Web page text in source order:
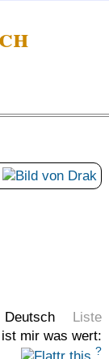
Deutsch Liste
mir was wert:
?
alle
macht
sagen…